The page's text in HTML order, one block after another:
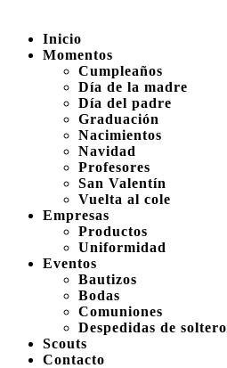
Inicio
Momentos
Cumpleaños
Día de la madre
Día del padre
Graduación
Nacimientos
Navidad
Profesores
San Valentín
Vuelta al cole
Empresas
Productos
Uniformidad
Eventos
Bautizos
Bodas
Comuniones
Despedidas de soltero
Scouts
Contacto